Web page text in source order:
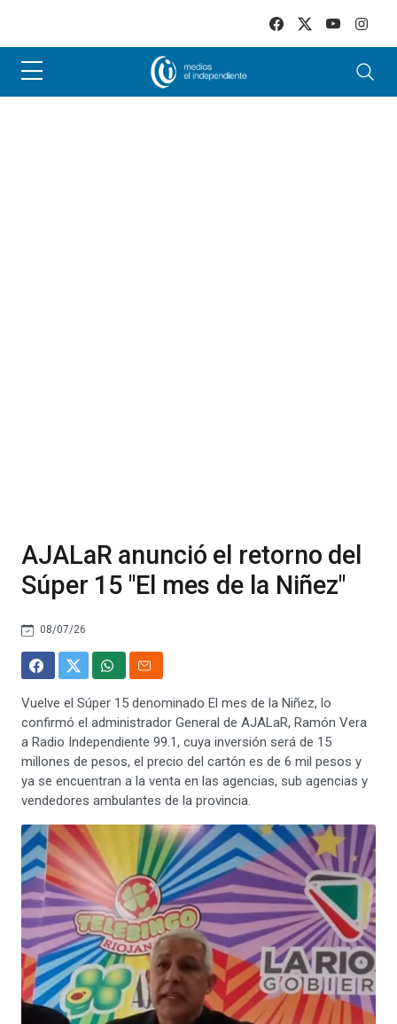
AJALaR anunció el retorno del
Súper 15 "El mes de la Niñez"
08/07/26
Vuelve el Súper 15 denominado El mes de la Niñez, lo
confirmó el administrador General de AJALaR, Ramón Vera
a Radio Independiente 99.1, cuya inversión será de 15
millones de pesos, el precio del cartón es de 6 mil pesos y
ya se encuentran a la venta en las agencias, sub agencias y
vendedores ambulantes de la provincia.